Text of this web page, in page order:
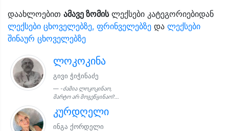
დაახლოებით ამავე ზომისლექსები კატეგორიებიდან
ლექსები ცხოველებზე, ფრინველებზე და ლექსები
შინაურ ცხოველებზე
ლოკოკინა
გივი ჭიჭინაძე
-ძამია ლოკოკინაო,
მარტო არ მოგეწყინაო?...
კურდღელი
ინგა ქორდელი